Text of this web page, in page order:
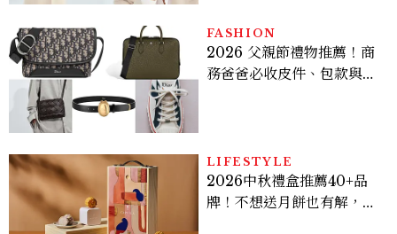
倦感，超神！
FASHION
2026 父親節禮物推薦！商
務爸爸必收皮件、包款與鞋
LIFESTYLE
2026中秋禮盒推薦40+品
牌！不想送月餅也有解，送